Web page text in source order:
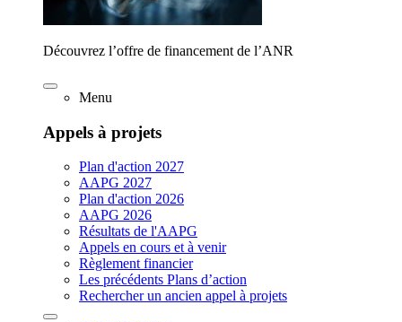
Découvrez l’offre de financement de l’ANR
Menu
Appels à projets
Plan d'action 2027
AAPG 2027
Plan d'action 2026
AAPG 2026
Résultats de l'AAPG
Appels en cours et à venir
Règlement financier
Les précédents Plans d’action
Rechercher un ancien appel à projets